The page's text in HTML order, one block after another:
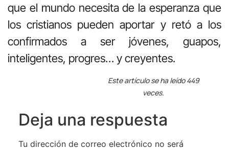
que el mundo necesita de la esperanza que
los cristianos pueden aportar y retó a los
confirmados a ser jóvenes, guapos,
inteligentes, progres… y creyentes.
Este artículo se ha leído 449
veces.
Deja una respuesta
Tu dirección de correo electrónico no será